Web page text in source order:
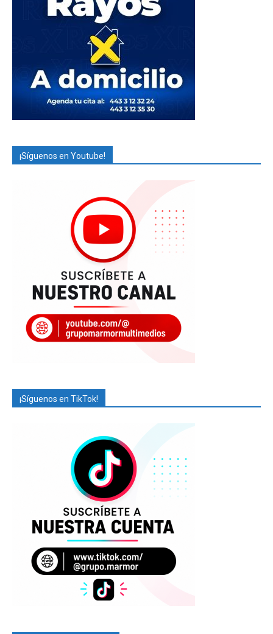
¡Síguenos en Youtube!
¡Síguenos en TikTok!